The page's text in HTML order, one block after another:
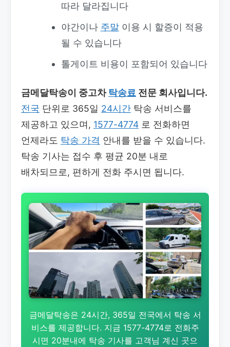
따라 달라집니다
야간이나 주말이용 시 할증이 적용
될 수 있습니다
톨게이트 비용이 포함되어 있습니다
금메달탁송이 중고차 탁송료 전문 회사입니다.
전국 단위로 365일 24시간 탁송 서비스를
제공하고 있으며, 1577-4774 로 전화하면
언제라도 탁송 가격 안내를 받을 수 있습니다.
탁송 기사는 접수 후 평균 20분 내로
배차되므로, 편하게 전화 주시면 됩니다.
금메달탁송은 24시간, 365일 전국에서 탁송 서
비스를 제공합니다. 지금 1577-4774로 전화주
시면 20분내에 탁송 기사를 고객님 계신 곳으